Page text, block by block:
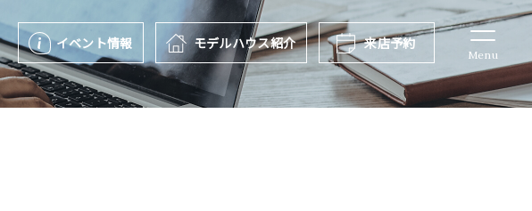
イベント情報 モデルハウス紹介 来店予約
Menu